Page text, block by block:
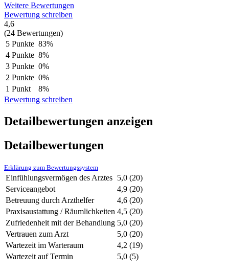
Weitere Bewertungen
Bewertung schreiben
4,6
(24 Bewertungen)
5 Punkte 83%
4 Punkte 8%
3 Punkte 0%
2 Punkte 0%
1 Punkt
8%
Bewertung schreiben
Detailbewertungen anzeigen
Detailbewertungen
Erklärung zum Bewertungssystem
Einfühlungsvermögen des Arztes 5,0 (20)
Serviceangebot
4,9 (20)
Betreuung durch Arzthelfer
4,6 (20)
Praxisaustattung / Räumlichkeiten 4,5 (20)
Zufriedenheit mit der Behandlung 5,0 (20)
Vertrauen zum Arzt
5,0 (20)
Wartezeit im Warteraum
4,2 (19)
Wartezeit auf Termin
5,0 (5)